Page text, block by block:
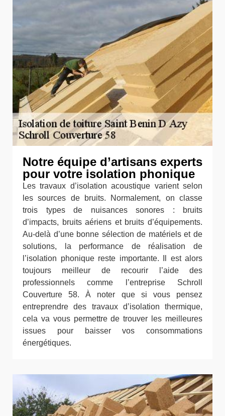
Notre équipe d’artisans experts
pour votre isolation phonique
Les travaux d’isolation acoustique varient selon
les sources de bruits. Normalement, on classe
trois types de nuisances sonores : bruits
d’impacts, bruits aériens et bruits d’équipements.
Au-delà d’une bonne sélection de matériels et de
solutions, la performance de réalisation de
l’isolation phonique reste importante. Il est alors
toujours meilleur de recourir l’aide des
professionnels comme l’entreprise Schroll
Couverture 58. À noter que si vous pensez
entreprendre des travaux d’isolation thermique,
cela va vous permettre de trouver les meilleures
issues pour baisser vos consommations
énergétiques.